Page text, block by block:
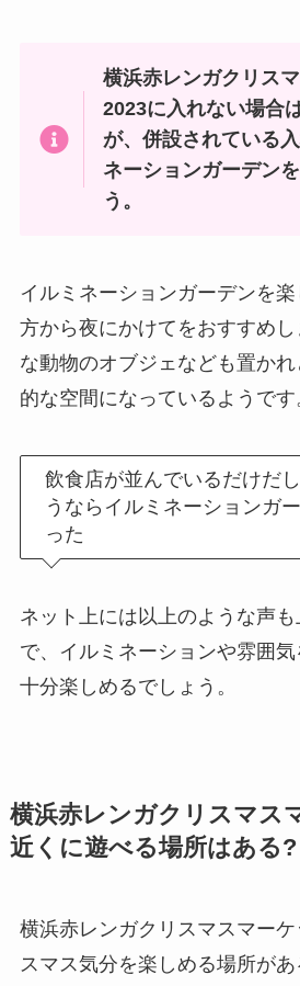
横浜赤レンガクリス
2023に入れない場合
が、併設されている
ネーションガーデン
う。
イルミネーションガーデンを
方から夜にかけてをおすすめ
な動物のオブジェなども置か
的な空間になっているようです
飲食店が並んでいるだけだ
うならイルミネーションガ
った
ネット上には以上のような声
で、イルミネーションや雰囲
十分楽しめるでしょう。
横浜赤レンガクリスマス
近くに遊べる場所はある?
横浜赤レンガクリスマスマー
スマス気分を楽しめる場所が